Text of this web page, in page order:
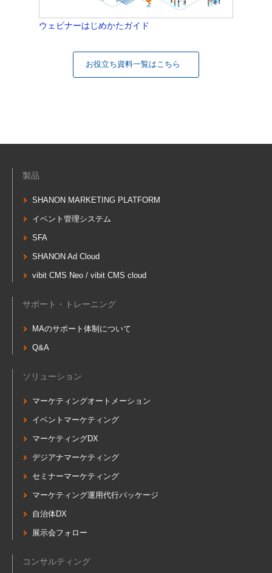
ウェビナーはじめかたガイド
お役立ち資料一覧はこちら
製品
SHANON MARKETING PLATFORM
イベント管理システム
SFA
SHANON Ad Cloud
vibit CMS Neo / vibit CMS cloud
サポート・トレーニング
MAのサポート体制について
Q&A
ソリューション
マーケティングオートメーション
イベントマーケティング
マーケティングDX
デジアナマーケティング
セミナーマーケティング
マーケティング運用代行パッケージ
自治体DX
展示会フォロー
コンサルティング